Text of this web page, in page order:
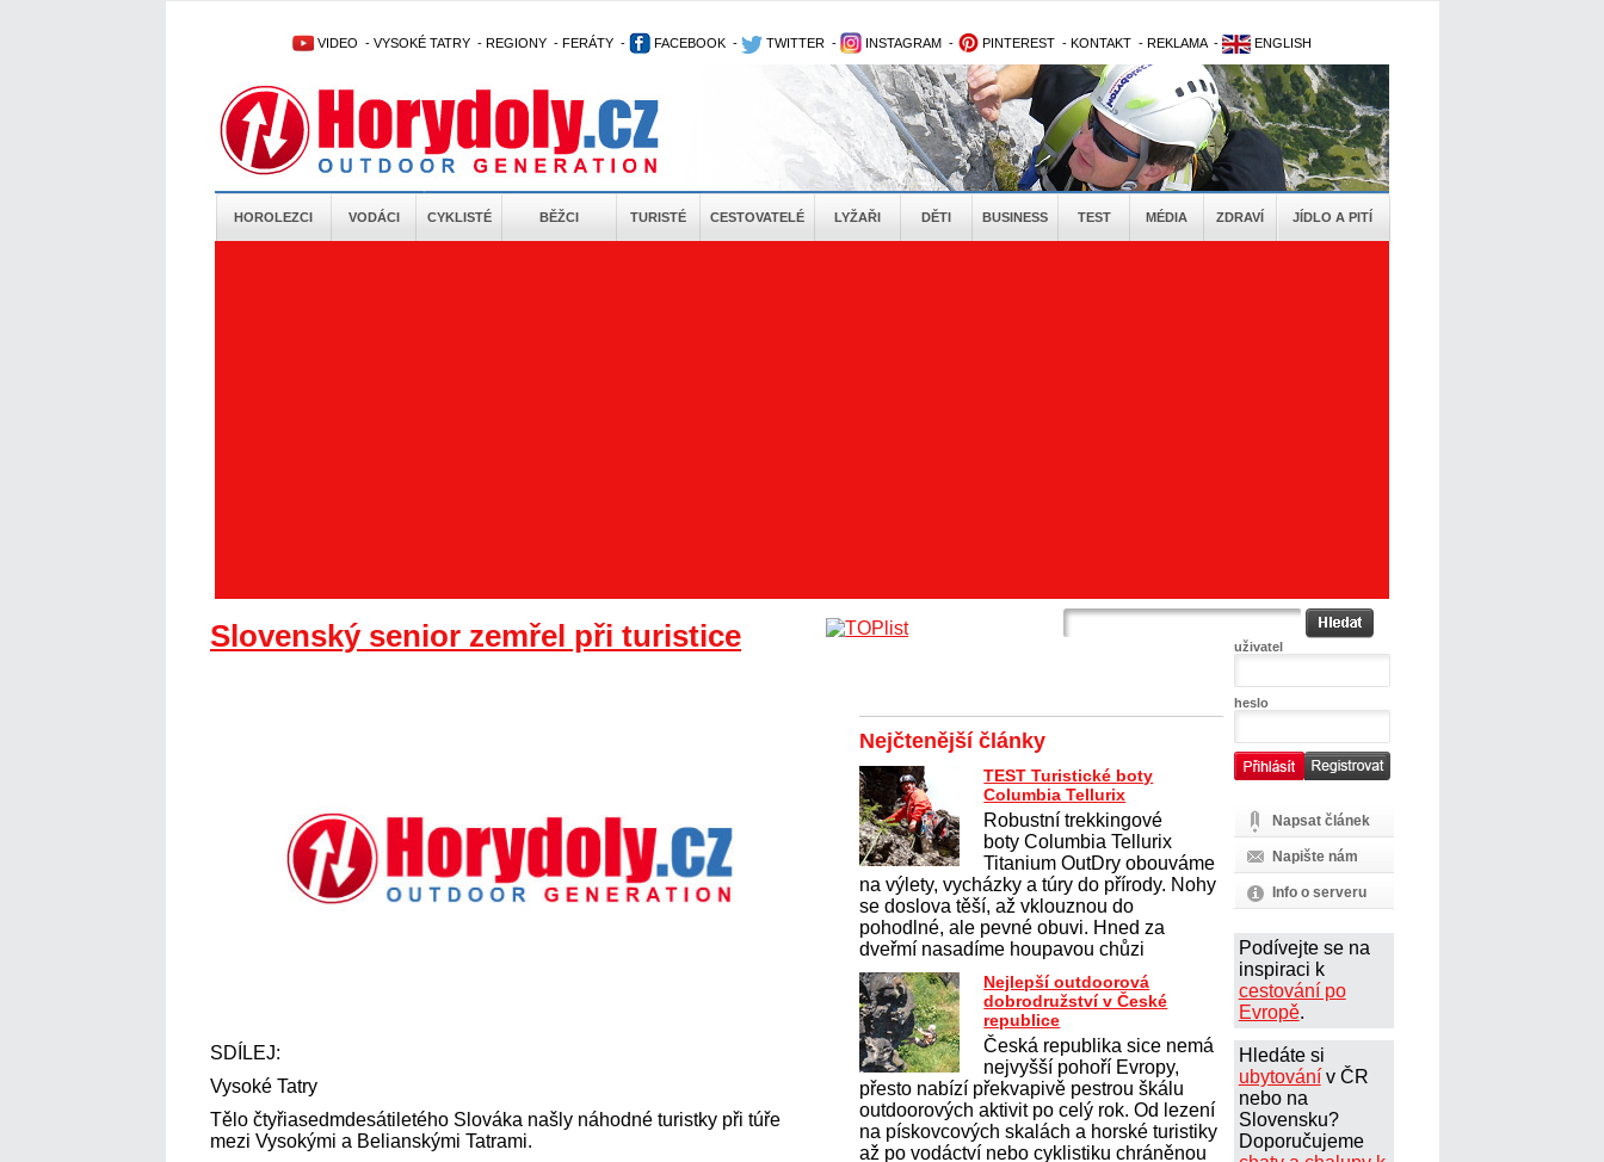
VIDEO - VYSOKÉ TATRY - REGIONY - FERÁTY - FACEBOOK - TWITTER - INSTAGRAM - PINTEREST - KONTAKT - REKLAMA - ENGLISH
HOROLEZCI VODÁCI CYKLISTÉ BĚŽCI TURISTÉ CESTOVATELÉ LYŽAŘI DĚTI BUSINESS TEST MÉDIA ZDRAVÍ JÍDLO A PITÍ
Slovenský senior zemřel při turistice
SDÍLEJ:
Vysoké Tatry
Tělo čtyřiasedmdesátiletého Slováka našly náhodné turistky při túře
mezi Vysokými a Belianskými Tatrami.
uživatel
heslo
Napsat článek
Napište nám
Info o serveru
Podívejte se na
inspiraci k
cestování po
Evropě.
Hledáte si
ubytovánív ČR
nebo na
Slovensku?
Doporučujeme
Nejčtenější články
TEST Turistické boty
Columbia Tellurix
Robustní trekkingové
boty Columbia Tellurix
Titanium OutDry obouváme
na výlety, vycházky a túry do přírody. Nohy
se doslova těší, až vklouznou do
pohodlné, ale pevné obuvi. Hned za
dveřmí nasadíme houpavou chůzi
Nejlepší outdoorová
dobrodružství v České
republice
Česká republika sice nemá
nejvyšší pohoří Evropy,
přesto nabízí překvapivě pestrou škálu
outdoorových aktivit po celý rok. Od lezení
na pískovcových skalách a horské turistiky
až po vodáctví nebo cyklistiku chráněnou